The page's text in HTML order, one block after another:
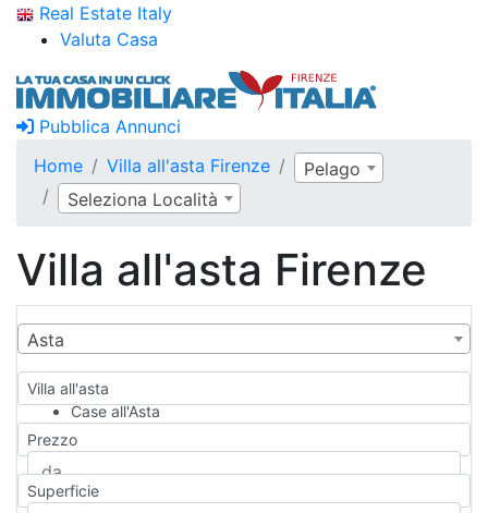
Real Estate Italy
Valuta Casa
Pubblica Annunci
Home
Villa all'asta Firenze
Pelago
Seleziona Località
Villa all'asta Firenze
Asta
Villa all'asta
Case all'Asta
Qualsiasi
Appartamento
Casa indipendente
Casa Semi-indipendente
Prezzo
Superficie